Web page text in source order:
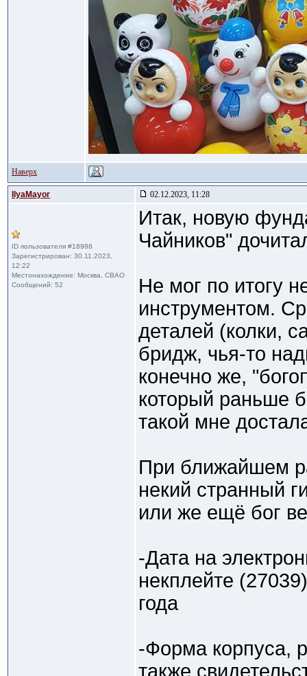
Наверх
IlyaMayor 02.12.2023, 11:28
ID пользователя #18988
Зарегистрирован: 30.11.2023,
12:22
Местонахождение: Москва, СВАО
Сообщений: 52
Итак, новую
Чайников"
Не мог по итогу
инструментом.
деталей (колки,
бридж, чья-то
конечно же,
который раньше
такой мне
При ближайшем
некий странный
или же ещё бог
-Дата на
некплейте
года
-Форма корпуса,
также